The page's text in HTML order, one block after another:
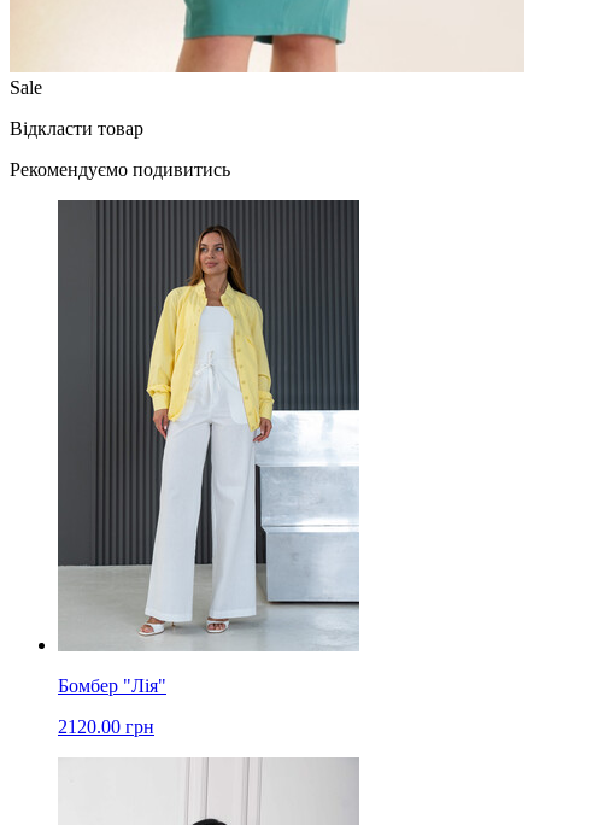
Sale
Відкласти товар
Рекомендуємо подивитись
Бомбер "Лія"
2120.00 грн